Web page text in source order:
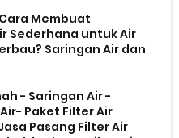
Membuat
Sederhana untuk Air
Saringan Air dan
- Saringan Air -
Paket Filter Air
Pasang Filter Air